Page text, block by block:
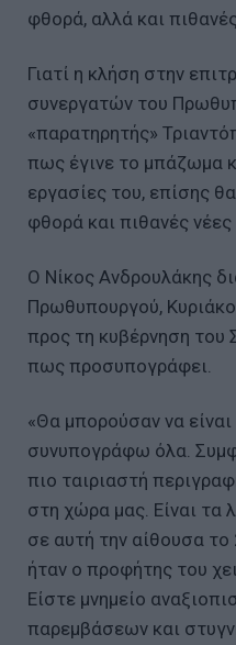
φθορά, αλλά και
Γιατί η κλήση στην
συνεργατών του
«παρατηρητής»
πως έγινε το μπάζωμα
εργασίες του, επίσης
φθορά και πιθανές
Ο Νίκος Ανδρουλάκης
Πρωθυπουργού,
προς τη κυβέρνηση του
πως προσυπογράφει.
«Θα μπορούσαν να
συνυπογράφω όλα.
πιο ταιριαστή
στη χώρα μας. Είναι τα
σε αυτή την αίθουσα το
ήταν ο προφήτης του
Είστε μνημείο
παρεμβάσεων και